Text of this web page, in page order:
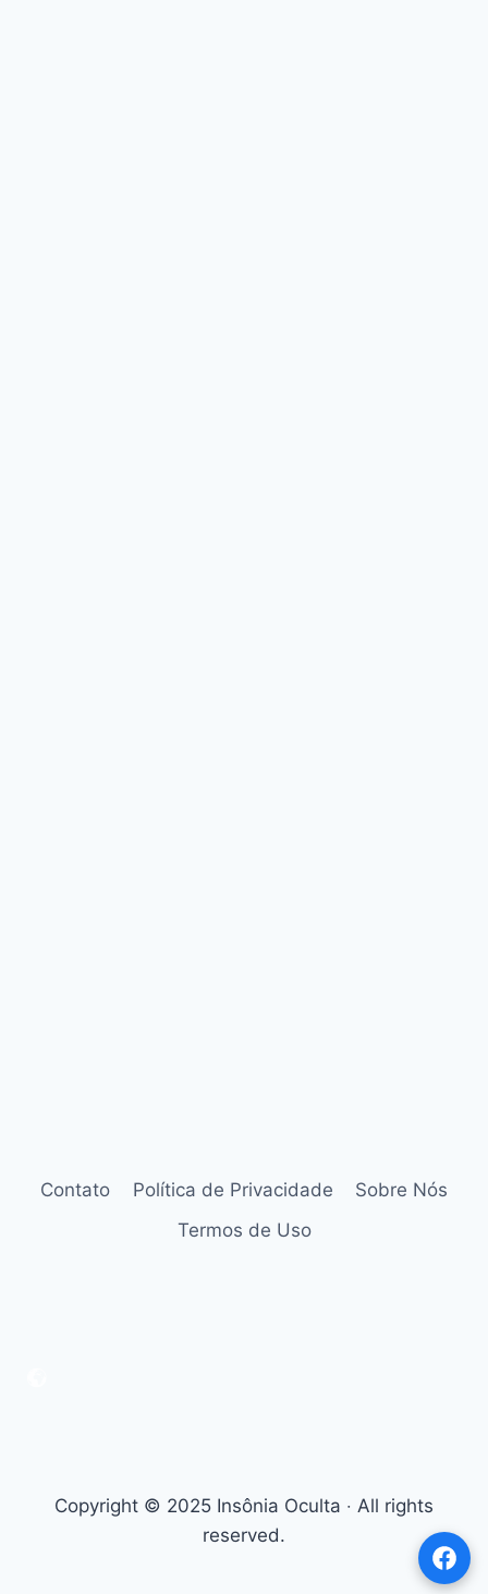
Contato Política de Privacidade
Sobre Nós
Termos de Uso
Copyright © 2025 Insônia Oculta ‧ All rights
reserved.